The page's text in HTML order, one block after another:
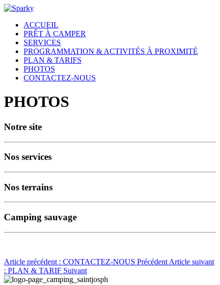
ACCUEIL
PRÊT À CAMPER
SERVICES
PROGRAMMATION & ACTIVITÉS À PROXIMITÉ
PLAN & TARIFS
PHOTOS
CONTACTEZ-NOUS
PHOTOS
Notre site
Nos services
Nos terrains
Camping sauvage
Article précédent : CONTACTEZ-NOUS Précédent Article suivant
: PLAN & TARIF Suivant